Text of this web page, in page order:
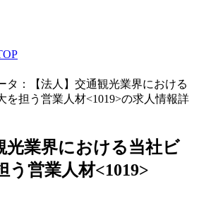
タ：【法人】交通観光業界における
を担う営業人材<1019>の求人情報詳
光業界における当社ビ
う営業人材<1019>